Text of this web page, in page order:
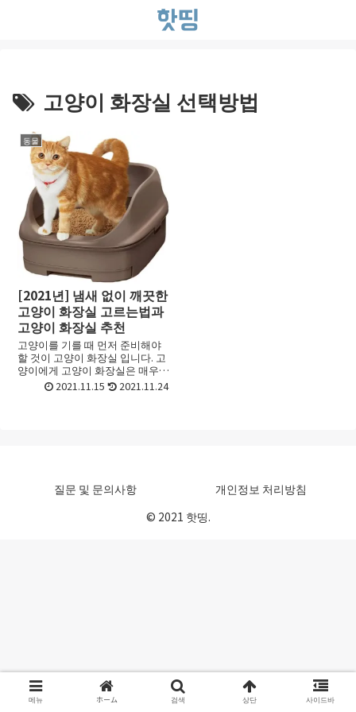
고양이 화장실 선택방법
동물
[2021년] 냄새 없이 깨끗한
고양이 화장실 고르는법과
고양이 화장실 추천
고양이를 기를 때 먼저 준비해야
할 것이 고양이 화장실 입니다. 고
양이에게 고양이 화장실은 매우
중요한데요. 화장실의 스타일과
크기에 따라 고양이도 스트레스를
2021.11.15 2021.11.24
질문 및 문의사항
개인정보 처리방침
© 2021 핫띵.
메뉴 ホーム 검색 상단 사이드바